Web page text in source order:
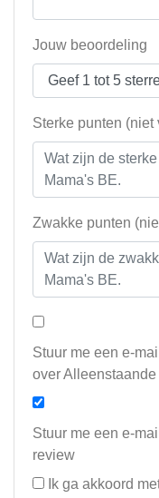
Jouw beoordeling
Sterke punten (niet
Zwakke punten
Stuur me een e-
over
Stuur me een e-
review
Ik ga akkoord